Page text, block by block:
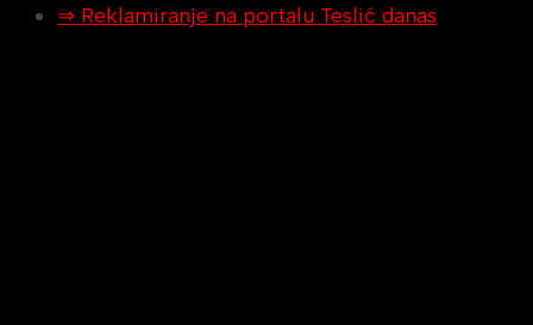
⇒ Reklamiranje na portalu Teslić danas